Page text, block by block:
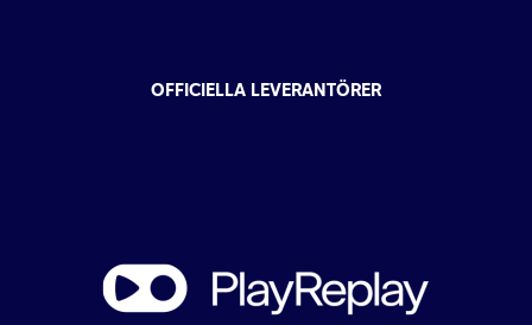
OFFICIELLA LEVERANTÖRER